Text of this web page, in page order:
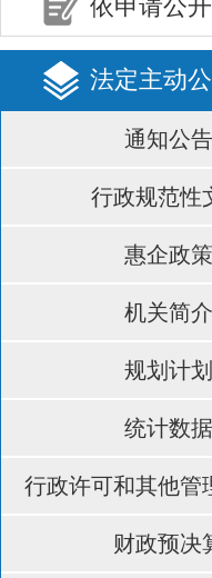
依申请公开
法定主动
通知公告
行政规范性
惠企政策
机关简介
规划计划
统计数据
行政许可和其他管
财政预决